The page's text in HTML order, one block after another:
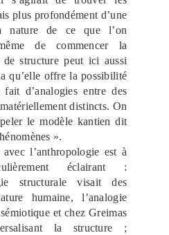
plus profondément d’une
nature de ce que l’on
de commencer la
structure peut ici aussi
qu’elle offre la possibilité
d’analogies entre des
distincts. On
le modèle kantien dit
».
l’anthropologie est à
éclairant :
structurale visait des
humaine, l’analogie
et chez Greimas
la structure ;